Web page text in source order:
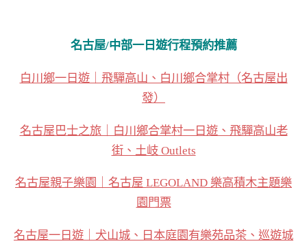
名古屋/中部一日遊行程預約推薦
白川鄉一日遊｜飛驒高山、白川鄉合掌村（名古屋出
發）
名古屋巴士之旅｜白川鄉合掌村一日遊、飛驒高山老
街、土岐 Outlets
名古屋親子樂園｜名古屋 LEGOLAND 樂高積木主題樂
園門票
名古屋一日遊｜犬山城、日本庭園有樂苑品茶、巡遊城